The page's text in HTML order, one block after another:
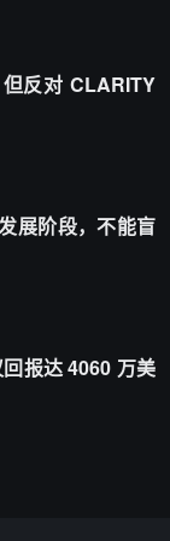
反对 CLARITY
展阶段，不能盲
报达 4060 万美